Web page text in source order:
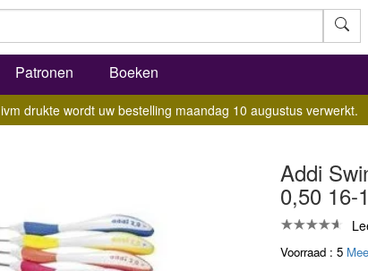
Patronen Boeken
ivm drukte wordt uw bestelling maandag 10 augustus verwerkt.
Addi
0,50 16-
Voorraad : 5